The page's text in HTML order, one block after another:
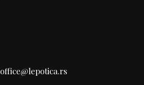
office@lepotica.rs